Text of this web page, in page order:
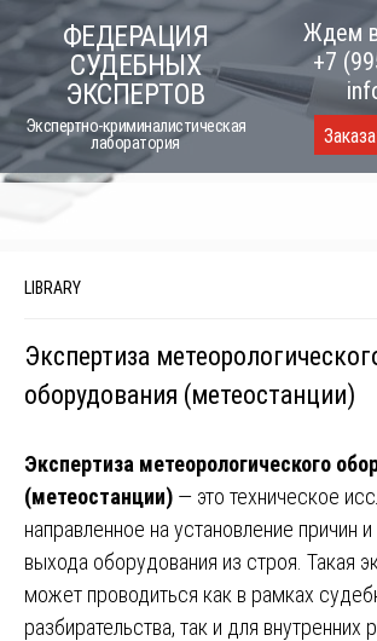
to
content
ФЕДЕРАЦИЯ
СУДЕБНЫХ
ЭКСПЕРТОВ
Экспертно-криминалистическая
лаборатория
Ждем
+7
LIBRARY
Экспертиза
оборудования (метеостанции)
Экспертиза метеорологического
(метеостанции) — это техническое
направленное на установление причин
выхода оборудования из строя. Такая
может проводиться как в рамках
разбирательства, так и для внутренних